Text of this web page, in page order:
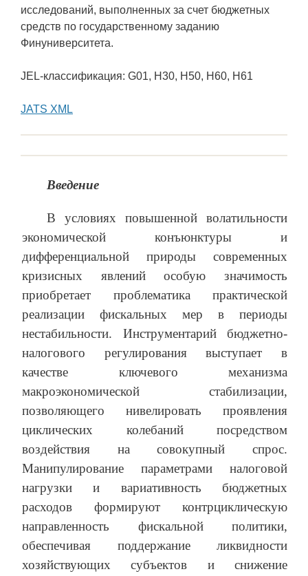
исследований, выполненных за счет бюджетных
средств по государственному заданию
Финуниверситета.
JEL-классификация: G01, H30, H50, H60, H61
JATS XML
Введение
В условиях повышенной волатильности
экономической конъюнктуры и
дифференциальной природы современных
кризисных явлений особую значимость
приобретает проблематика практической
реализации фискальных мер в периоды
нестабильности. Инструментарий бюджетно-
налогового регулирования выступает в
качестве ключевого механизма
макроэкономической стабилизации,
позволяющего нивелировать проявления
циклических колебаний посредством
воздействия на совокупный спрос.
Манипулирование параметрами налоговой
нагрузки и вариативность бюджетных
расходов формируют контрциклическую
направленность фискальной политики,
обеспечивая поддержание ликвидности
хозяйствующих субъектов и снижение